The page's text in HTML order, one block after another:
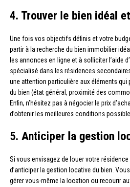
4. Trouver le bien idéal
Une fois vos objectifs définis et votre
partir à la recherche du bien immobilier
les annonces en ligne et à solliciter l’aide
spécialisé dans les résidences
une attention particulière aux éléments
du bien (état général, proximité des
Enfin, n’hésitez pas à négocier le prix
d’obtenir les meilleures conditions
5. Anticiper la gestion
Si vous envisagez de louer votre
d’anticiper la gestion locative du bien.
gérer vous-même la location ou recourir